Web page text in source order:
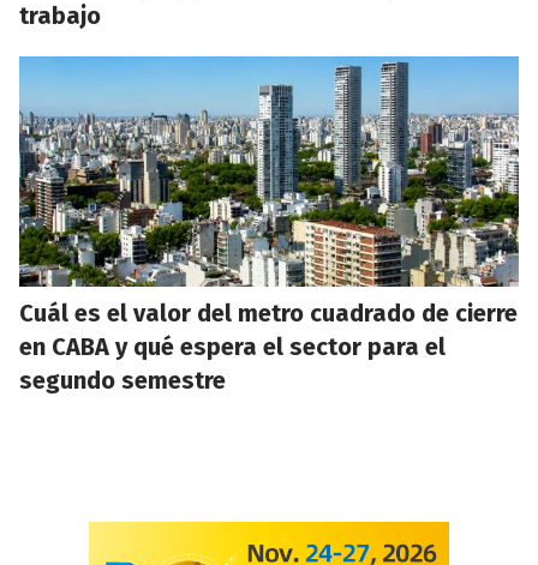
trabajo
Cuál es el valor del metro cuadrado de cierre
en CABA y qué espera el sector para el
segundo semestre